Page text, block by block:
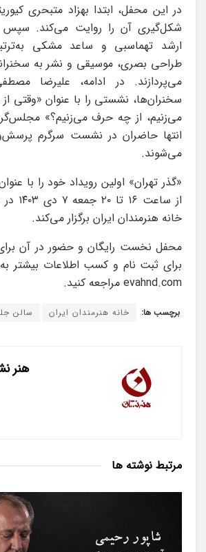
در این محفل، ابتدا بهزاد متبحری
شکل‌گیری آن را روایت می‌کند. سپس
ارشد تهماسبی و ساعد مشکی
طراحی بصری، موسیقی و نشر به
می‌پردازند. در ادامه، علیرضا
سخنران‌ها، نشستی را با عنوان «وقتی
می‌زنیم، از چه حرف می‌زنیم؟»
انتها حاضران در نشست سرگرم
می‌شوند.
«گذر تهران» اولین رویداد خود را با
از
خانه‌ هنرمندان ایران برگزار می‌کند.
محفل نخست رایگان و حضور در آن
برای ثبت ‌نام و کسب اطلاعات بیشتر
evahnd.com مراجعه کنید.
برچسب ها: خانه هنرمندان ایران سالن
هنر
مرتبط نوشته ها